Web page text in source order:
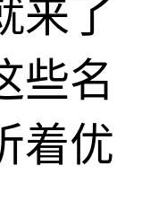
来了
名
着优